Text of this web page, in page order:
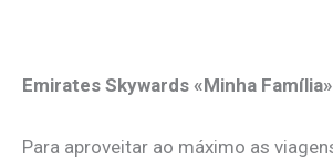
Emirates Skywards «Minha Família»
Para aproveitar ao máximo as